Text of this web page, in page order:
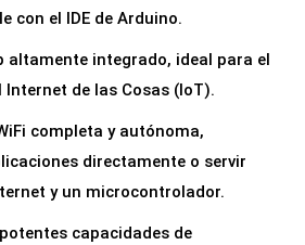
con el IDE de Arduino.
altamente integrado, ideal para el
de las Cosas (IoT).
completa y autónoma,
directamente o servir
y un microcontrolador.
capacidades de